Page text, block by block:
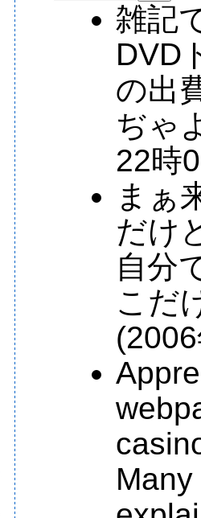
雑記
DVD
の出
ぢゃ
22時
まぁ
だけ
自分
こだ